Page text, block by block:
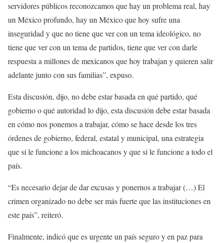
servidores públicos reconozcamos que hay un problema real, hay
un México profundo, hay un México que hoy sufre una
inseguridad y que no tiene que ver con un tema ideológico, no
tiene que ver con un tema de partidos, tiene que ver con darle
respuesta a millones de mexicanos que hoy trabajan y quieren salir
adelante junto con sus familias”, expuso.
Esta discusión, dijo, no debe estar basada en qué partido, qué
gobierno o qué autoridad lo dijo, esta discusión debe estar basada
en cómo nos ponemos a trabajar, cómo se hace desde los tres
órdenes de gobierno, federal, estatal y municipal, una estrategia
que sí le funcione a los michoacanos y que sí le funcione a todo el
país.
“Es necesario dejar de dar excusas y ponernos a trabajar (…) El
crimen organizado no debe ser más fuerte que las instituciones en
este país”, reiteró.
Finalmente, indicó que es urgente un país seguro y en paz para